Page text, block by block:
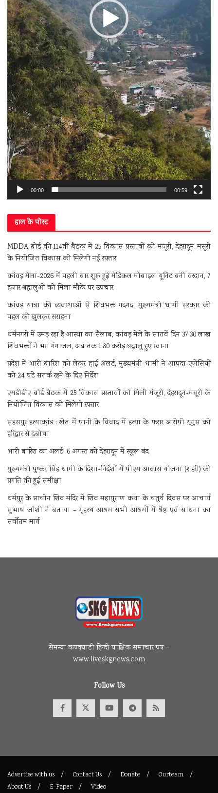
00:00 00:59
हाल के पोस्ट
MDDA बोर्ड की 114वीं बैठक में 25 विकास प्रस्तावों को मंजूरी, देहरादून-मसूरी
के नियोजित विकास को मिलेगी नई रफ्तार
कांवड़ मेला-2026 में पहली बार शुरू हुई मेडिकल मोबाइल यूनिट बनी वरदान, 7
हजार श्रद्धालुओं को मिला मौके पर उपचार
कांवड़ यात्रा की व्यवस्थाओं से शिवभक्त गदगद, मुख्यमंत्री धामी सरकार की
पहल की खुलकर सराहना
धर्मनगरी में उमड़ रहा है आस्था का सैलाब, कांवड़ मेले के सातवें दिन 37.30 लाख
शिवभक्तों ने भरा गंगाजल, अब तक 1.80 करोड़ श्रद्धालु हुए रवाना
प्रदेश में भारी बारिश को लेकर हाई अलर्ट, मुख्यमंत्री धामी ने आपदा एजेंसियों
को 24 घंटे सतर्क रहने के दिए निर्देश
एमडीडीए बोर्ड बैठक में 25 विकास प्रस्तावों को मिली मंजूरी, देहरादून-मसूरी के
नियोजित विकास को मिलेगी रफ्तार
सहसपुर हत्याकांड : खेत में पानी के विवाद में हत्या के फरार आरोपी यूनुस को
हरिद्वार से दबोचा
भारी बारिश का अलर्ट! 6 अगस्त को देहरादून में स्कूल बंद
मुख्यमंत्री पुष्कर सिंह धामी के दिशा-निर्देशों में पीएम आवास योजना (शहरी) की
प्रगति की हुई समीक्षा
धर्मपुर के प्राचीन शिव मंदिर में शिव महापुराण कथा के चतुर्थ दिवस पर आचार्य
सुभाष जोशी ने बताया – गृहस्थ आश्रम सभी आश्रमों में श्रेष्ठ एवं साधना का
सर्वोत्तम मार्ग
सेमन्या कण्वघाटी हिन्दी पाक्षिक समाचार पत्र –
www.liveskgnews.com
Follow Us
Advertise with us Contact Us Donate
Ourteam
About Us
E-Paper Video